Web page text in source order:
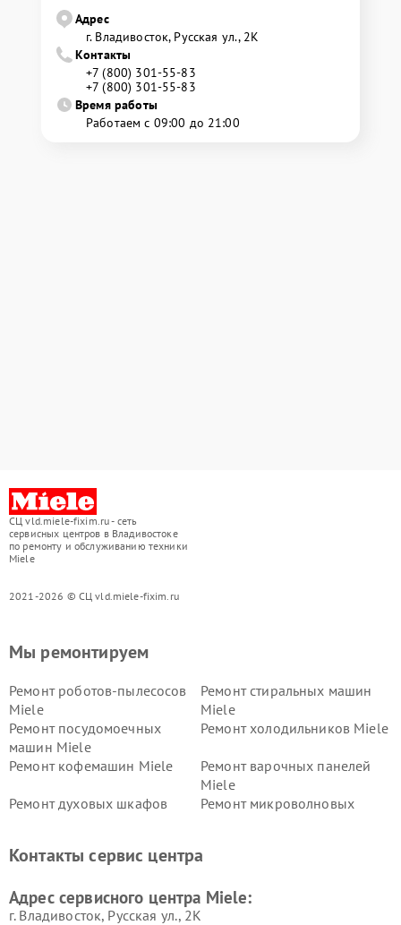
Адрес
г. Владивосток, Русская ул., 2К
Контакты
+7 (800) 301-55-83
+7 (800) 301-55-83
Время работы
Работаем с 09:00 до 21:00
СЦ vld.miele-fixim.ru - сеть
сервисных центров в Владивостоке
по ремонту и обслуживанию техники
Miele
2021-2026 © СЦ vld.miele-fixim.ru
Мы ремонтируем
Ремонт роботов-пылесосов
Miele
Ремонт стиральных машин
Miele
Ремонт посудомоечных
машин Miele
Ремонт холодильников Miele
Ремонт кофемашин Miele
Ремонт варочных панелей
Miele
Ремонт духовых шкафов
Ремонт микроволновых
Miele
Miele
пылесосов Miele
Контакты сервис центра
Адрес сервисного центра Miele:
г. Владивосток, Русская ул., 2К